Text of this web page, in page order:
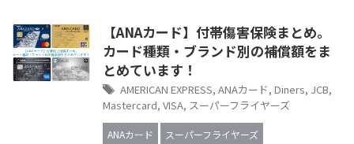
【ANAカード】付帯傷害保険まとめ。
カード種類・ブランド別の補償額をま
とめています！
AMERICAN EXPRESS, ANAカード, Diners, JCB,
Mastercard, VISA, スーパーフライヤーズ
ANAカード スーパーフライヤーズ